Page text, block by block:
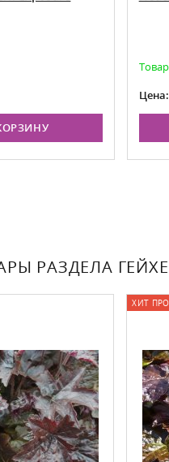
Цена:
РАЗДЕЛА
ХИТ